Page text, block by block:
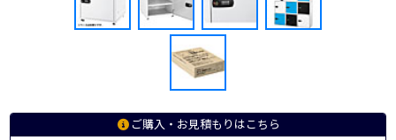
ご購入・お見積もりはこちら